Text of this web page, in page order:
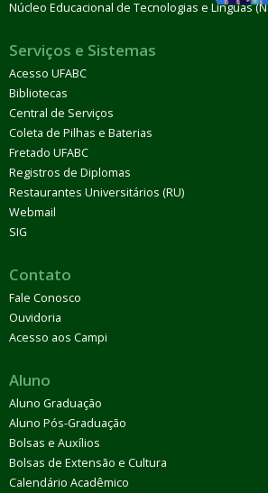
Núcleo Educacional de Tecnologias e Línguas
Serviços e Sistemas
Acesso UFABC
Bibliotecas
Central de Serviços
Coleta de Pilhas e Baterias
Fretado UFABC
Registros de Diplomas
Restaurantes Universitários (RU)
Webmail
SIG
Contato
Fale Conosco
Ouvidoria
Acesso aos Campi
Aluno
Aluno Graduação
Aluno Pós-Graduação
Bolsas e Auxílios
Bolsas de Extensão e Cultura
Calendário Acadêmico